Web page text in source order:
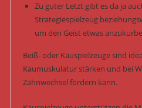
Zu guter Letzt gibt es da ja
Strategiespielzeug
um den Geist etwas
Beiß- oder Kauspielzeuge sind
Kaumuskulatur stärken und bei
Zahnwechsel fördern kann.